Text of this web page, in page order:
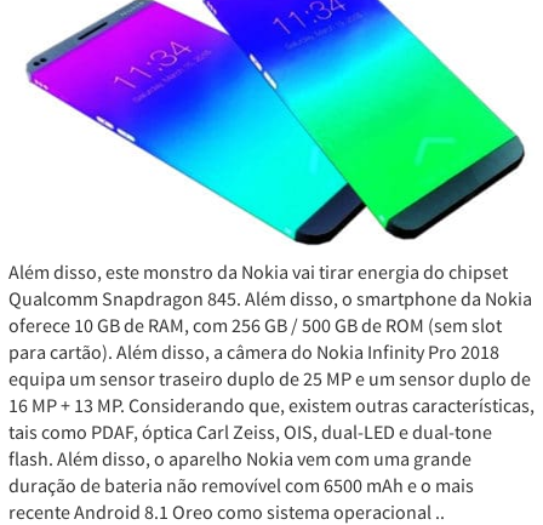
Além disso, este monstro da Nokia vai tirar energia do chipset
Qualcomm Snapdragon 845. Além disso, o smartphone da Nokia
oferece 10 GB de RAM, com 256 GB / 500 GB de ROM (sem slot
para cartão). Além disso, a câmera do Nokia Infinity Pro 2018
equipa um sensor traseiro duplo de 25 MP e um sensor duplo de
16 MP + 13 MP. Considerando que, existem outras características,
tais como PDAF, óptica Carl Zeiss, OIS, dual-LED e dual-tone
flash. Além disso, o aparelho Nokia vem com uma grande
duração de bateria não removível com 6500 mAh e o mais
recenteAndroid 8.1 Oreo como sistema operacional ..